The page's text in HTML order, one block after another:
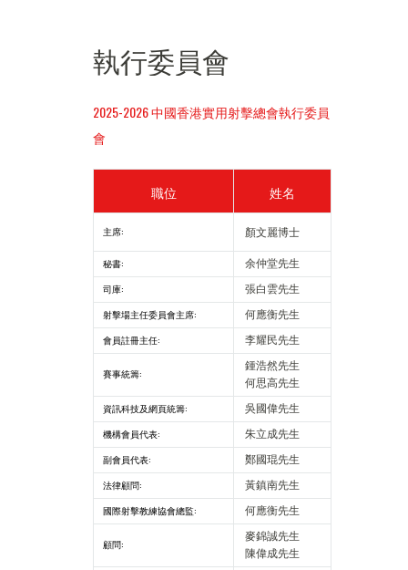
執行委員會
2025-2026 中國香港實用射擊總會執行委員
會
職位 姓名
主席: 顏文麗博士
秘書:
余仲堂先生
司庫:
張白雲先生
射擊場主任委員會主席:
何應衡先生
會員註冊主任:
李耀民先生
賽事統籌:
鍾浩然先生
何思高先生
資訊科技及網頁統籌:
吳國偉先生
機構會員代表:
朱立成先生
副會員代表:
鄭國琨先生
法律顧問:
黃鎮南先生
國際射擊教練協會總監:
何應衡先生
顧問:
麥錦誠先生
陳偉成先生